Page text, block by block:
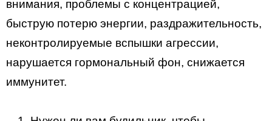
внимания, проблемы с концентрацией,
быструю потерю энергии, раздражительность,
неконтролируемые вспышки агрессии,
нарушается гормональный фон, снижается
иммунитет.